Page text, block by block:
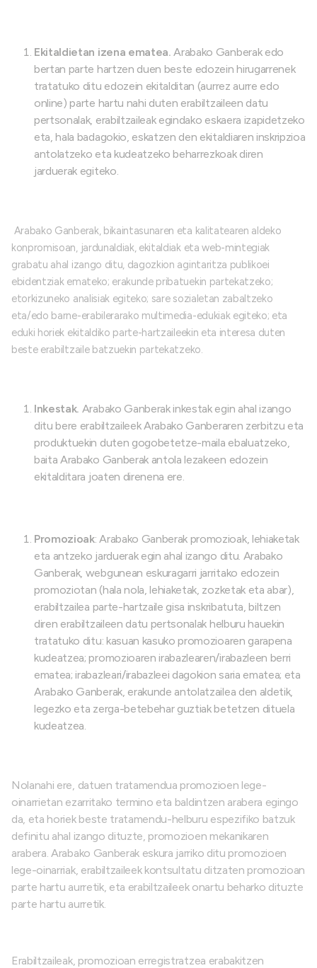
Ekitaldietan izena ematea. Arabako Ganberak edo
bertan parte hartzen duen beste edozein hirugarrenek
tratatuko ditu edozein ekitalditan (aurrez aurre edo
online) parte hartu nahi duten erabiltzaileen datu
pertsonalak, erabiltzaileak egindako eskaera izapidetzeko
eta, hala badagokio, eskatzen den ekitaldiaren inskripzioa
antolatzeko eta kudeatzeko beharrezkoak diren
jarduerak egiteko.
Arabako Ganberak, bikaintasunaren eta kalitatearen aldeko
konpromisoan, jardunaldiak, ekitaldiak eta web-mintegiak
grabatu ahal izango ditu, dagozkion agintaritza publikoei
ebidentziak emateko; erakunde pribatuekin partekatzeko;
etorkizuneko analisiak egiteko; sare sozialetan zabaltzeko
eta/edo barne-erabilerarako multimedia-edukiak egiteko; eta
eduki horiek ekitaldiko parte-hartzaileekin eta interesa duten
beste erabiltzaile batzuekin partekatzeko.
Inkestak. Arabako Ganberak inkestak egin ahal izango
ditu bere erabiltzaileek Arabako Ganberaren zerbitzu eta
produktuekin duten gogobetetze-maila ebaluatzeko,
baita Arabako Ganberak antola lezakeen edozein
ekitalditara joaten direnena ere.
Promozioak: Arabako Ganberak promozioak, lehiaketak
eta antzeko jarduerak egin ahal izango ditu. Arabako
Ganberak, webgunean eskuragarri jarritako edozein
promoziotan (hala nola, lehiaketak, zozketak eta abar),
erabiltzailea parte-hartzaile gisa inskribatuta, biltzen
diren erabiltzaileen datu pertsonalak helburu hauekin
tratatuko ditu: kasuan kasuko promozioaren garapena
kudeatzea; promozioaren irabazlearen/irabazleen berri
ematea; irabazleari/irabazleei dagokion saria ematea; eta
Arabako Ganberak, erakunde antolatzailea den aldetik,
legezko eta zerga-betebehar guztiak betetzen dituela
kudeatzea.
Nolanahi ere, datuen tratamendua promozioen lege-
oinarrietan ezarritako termino eta baldintzen arabera egingo
da, eta horiek beste tratamendu-helburu espezifiko batzuk
definitu ahal izango dituzte, promozioen mekanikaren
arabera. Arabako Ganberak eskura jarriko ditu promozioen
lege-oinarriak, erabiltzaileek kontsultatu ditzaten promozioan
parte hartu aurretik, eta erabiltzaileek onartu beharko dituzte
parte hartu aurretik.
Erabiltzaileak, promozioan erregistratzea erabakitzen